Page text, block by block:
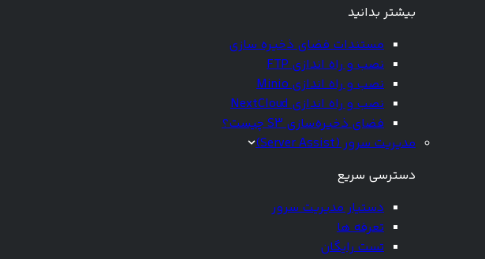
بیشتر بدانید
مستندات فضای ذخیره سازی
نصب و راه اندازی FTP
نصب و راه اندازی Minio
نصب و راه اندازی NextCloud
فضای ذخیره‌سازی S3 چیست؟
مدیریت سرور (Server Assist)
دسترسی سریع
دستیار مدیریت سرور
تعرفه ها
تست رایگان